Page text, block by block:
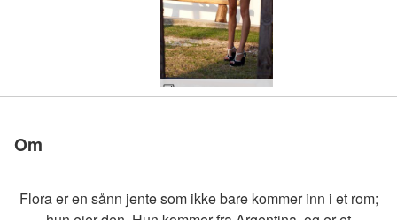
Coxy Flora Thea Zaika refleksjoner av Alya
Om
Flora er en sånn jente som ikke bare kommer inn i et rom;